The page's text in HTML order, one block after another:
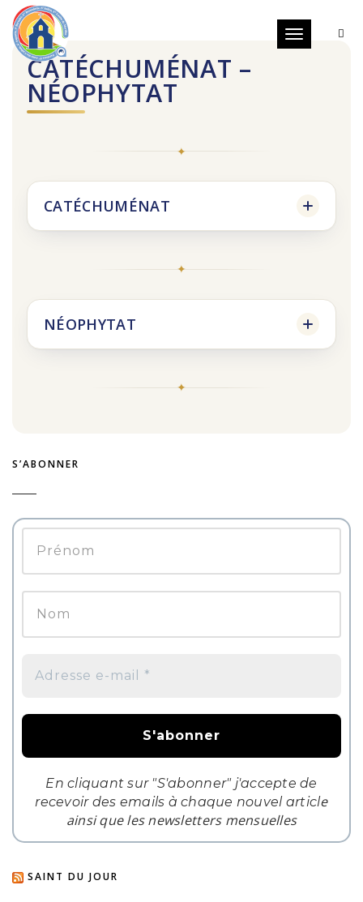
Toggle
CATÉCHUMÉNAT –
NÉOPHYTAT
CATÉCHUMÉNAT
NÉOPHYTAT
S’ABONNER
En cliquant sur "S'abonner" j'accepte de
recevoir des emails à chaque nouvel article
ainsi que les newsletters mensuelles
SAINT DU JOUR